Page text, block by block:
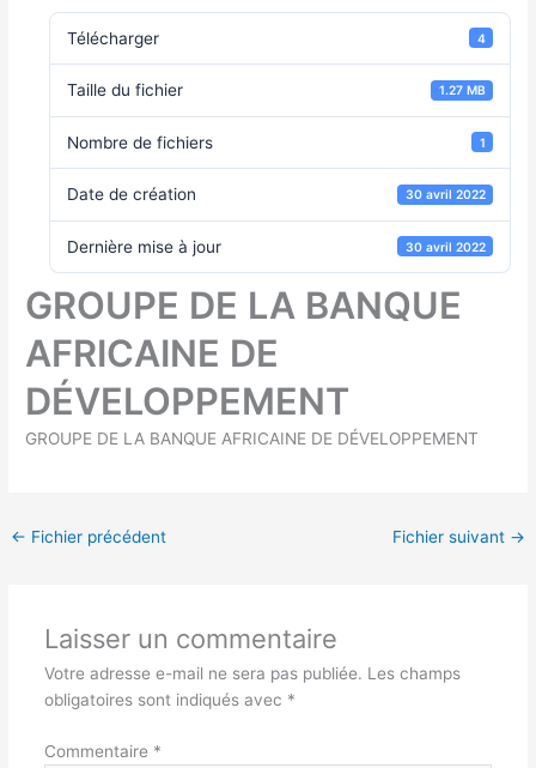
Télécharger 4
Taille du fichier 1.27 MB
Nombre de fichiers 1
Date de création 30 avril 2022
Dernière mise à jour 30 avril 2022
GROUPE DE LA BANQUE
AFRICAINE DE
DÉVELOPPEMENT
GROUPE DE LA BANQUE AFRICAINE DE DÉVELOPPEMENT
← Fichier précédent Fichier suivant →
Laisser un commentaire
Votre adresse e-mail ne sera pas publiée. Les champs
obligatoires sont indiqués avec *
Commentaire *